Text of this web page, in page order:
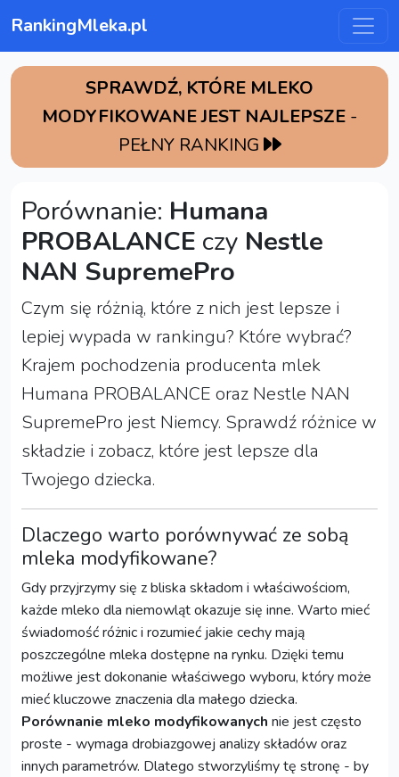
RankingMleka.pl
SPRAWDŹ, KTÓRE MLEKO
MODYFIKOWANE JEST NAJLEPSZE -
PEŁNY RANKING
Porównanie: Humana
PROBALANCE czy Nestle
NAN SupremePro
Czym się różnią, które z nich jest lepsze i
lepiej wypada w rankingu? Które wybrać?
Krajem pochodzenia producenta mlek
Humana PROBALANCE oraz Nestle NAN
SupremePro jest Niemcy. Sprawdź różnice w
składzie i zobacz, które jest lepsze dla
Twojego dziecka.
Dlaczego warto porównywać ze sobą
mleka modyfikowane?
Gdy przyjrzymy się z bliska składom i właściwościom,
każde mleko dla niemowląt okazuje się inne. Warto mieć
świadomość różnic i rozumieć jakie cechy mają
poszczególne mleka dostępne na rynku. Dzięki temu
możliwe jest dokonanie właściwego wyboru, który może
mieć kluczowe znaczenia dla małego dziecka.
Porównanie mleko modyfikowanych nie jest często
proste - wymaga drobiazgowej analizy składów oraz
innych parametrów. Dlatego stworzyliśmy tę stronę - by